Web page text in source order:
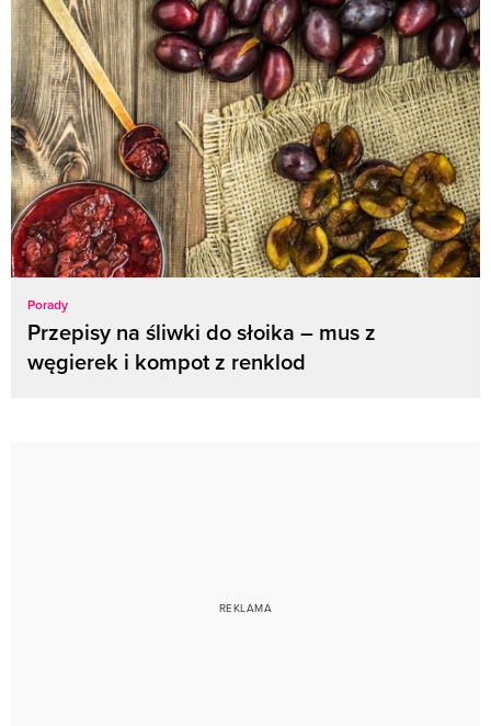
Porady
Przepisy na śliwki do słoika – mus z
węgierek i kompot z renklod